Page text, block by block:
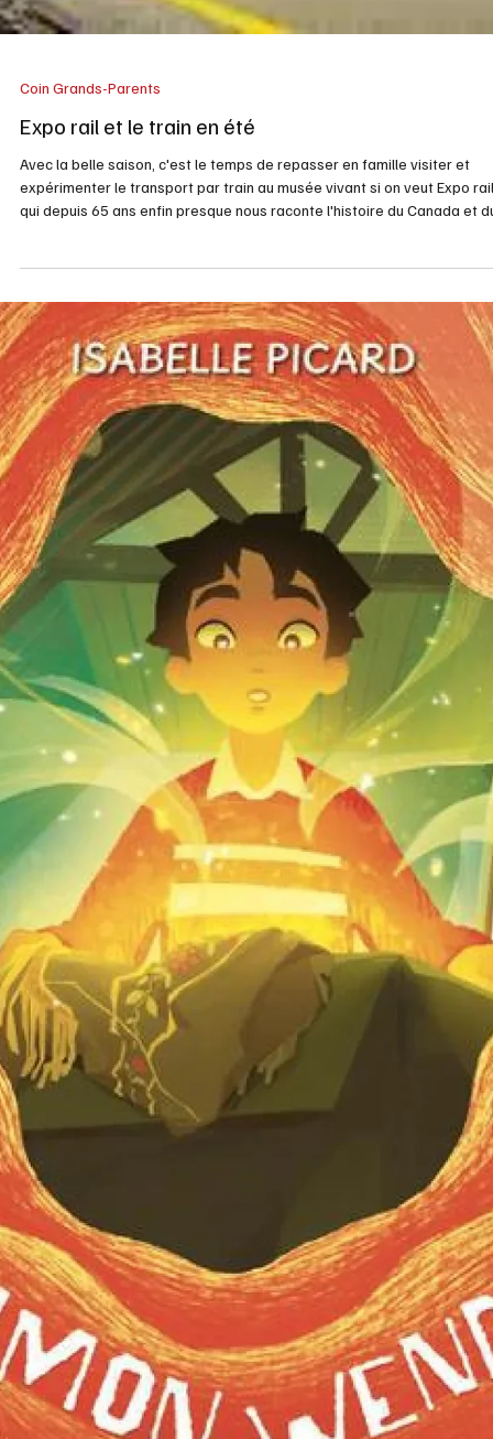
Coin Grands-Parents
Expo rail et le train en été
Avec la belle saison, c'est le temps de repasser en famille visiter et
expérimenter le transport par train au musée vivant si on veut Expo rail
qui depuis 65 ans enfin presque nous raconte l'histoire du Canada et
rail qui a permis que le Canada soit d'un océan vers l'autre. Le train
nous est la meilleure manière de voyager dans le monde entier. Expo rail
est le plus grand musée ferroviaire au Canada, situé à Saint-Constant.
Résumons son histoire, vu ses 65 ans. Exp